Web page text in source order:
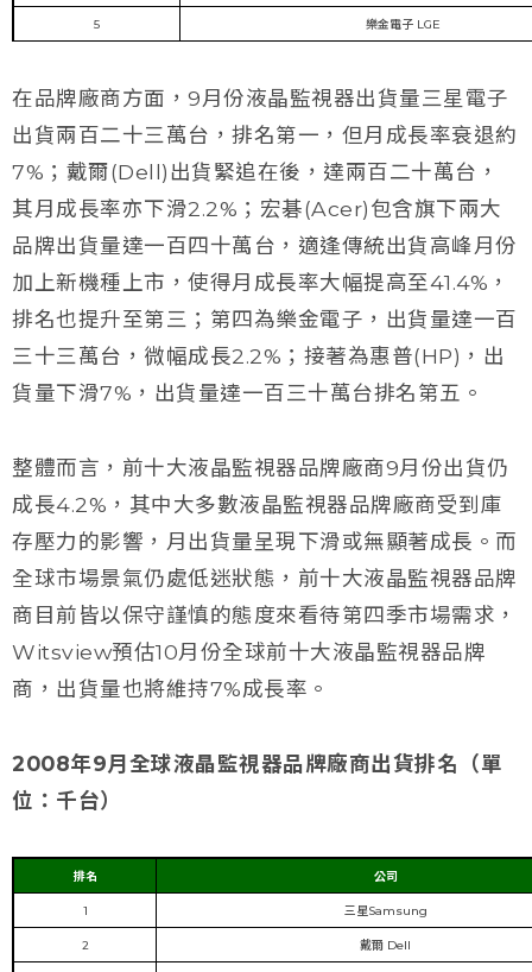
5 樂金電子 LGE
在品牌廠商方面，9月份液晶監視器出貨量三星電子
出貨兩百二十三萬台，排名第一，但月成長率衰退約
7%；戴爾(Dell)出貨緊追在後，達兩百二十萬台，
其月成長率亦下滑2.2%；宏碁(Acer)包含旗下兩大
品牌出貨量達一百四十萬台，適逢傳統出貨高峰月份
加上新機種上市，使得月成長率大幅提高至41.4%，
排名也提升至第三；第四為樂金電子，出貨量達一百
三十三萬台，微幅成長2.2%；接著為惠普(HP)，出
貨量下滑7%，出貨量達一百三十萬台排名第五。
整體而言，前十大液晶監視器品牌廠商9月份出貨仍
成長4.2%，其中大多數液晶監視器品牌廠商受到庫
存壓力的影響，月出貨量呈現下滑或無顯著成長。而
全球市場景氣仍處低迷狀態，前十大液晶監視器品牌
商目前皆以保守謹慎的態度來看待第四季市場需求，
Witsview預估10月份全球前十大液晶監視器品牌
商，出貨量也將維持7%成長率。
2008年9月全球液晶監視器品牌廠商出貨排名（單
位：千台）
排名 公司
1 三星Samsung
2 戴爾 Dell